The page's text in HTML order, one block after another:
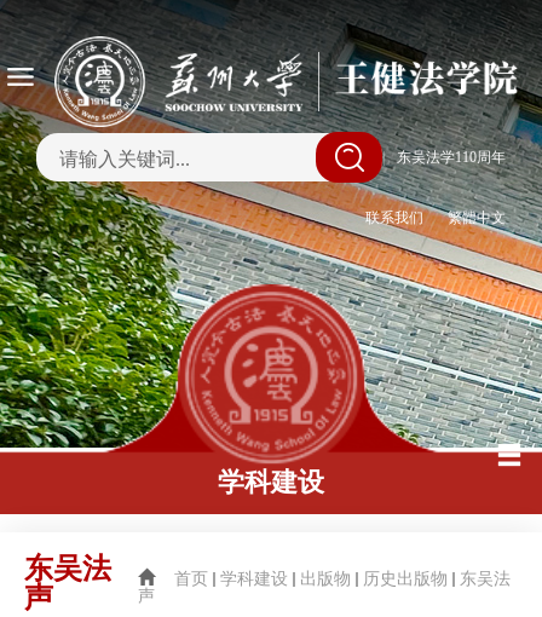
| 东吴法学110周年
联系我们 繁體中文
学科建设
东吴法
声
首页 学科建设 出版物 历史出版物
东吴法
声